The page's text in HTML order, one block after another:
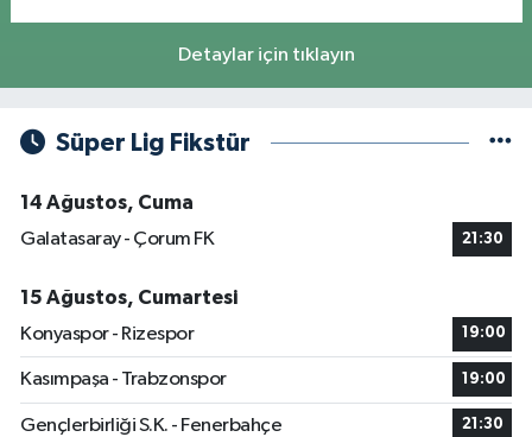
Detaylar için tıklayın
Süper Lig Fikstür
14 Ağustos, Cuma
Galatasaray - Çorum FK
21:30
15 Ağustos, Cumartesi
Konyaspor - Rizespor
19:00
Kasımpaşa - Trabzonspor 19:00
Gençlerbirliği S.K. - Fenerbahçe 21:30